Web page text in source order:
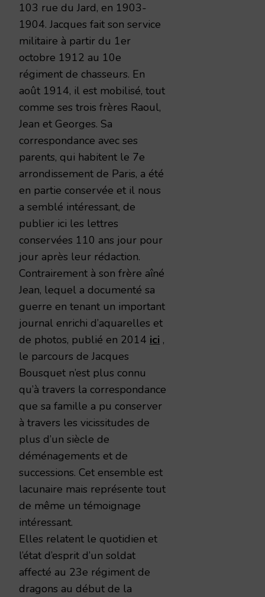
103 rue du Jard, en 1903-
1904. Jacques fait son service
militaire à partir du 1er
octobre 1912 au 10e
régiment de chasseurs. En
août 1914, il est mobilisé, tout
comme ses trois frères Raoul,
Jean et Georges. Sa
correspondance avec ses
parents, qui habitent le 7e
arrondissement de Paris, a été
en partie conservée et il nous
a semblé intéressant, de
publier ici les lettres
conservées 110 ans jour pour
jour après leur rédaction.
Contrairement à son frère aîné
Jean, lequel a documenté sa
guerre en tenant un important
journal enrichi d’aquarelles et
de photos, publié en 2014 ici ,
le parcours de Jacques
Bousquet n’est plus connu
qu’à travers la correspondance
que sa famille a pu conserver
à travers les vicissitudes de
plus d’un siècle de
déménagements et de
successions. Cet ensemble est
lacunaire mais représente tout
de même un témoignage
intéressant.
Elles relatent le quotidien et
l’état d’esprit d’un soldat
affecté au 23e régiment de
dragons au début de la